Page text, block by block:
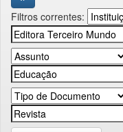
Filtros correntes: